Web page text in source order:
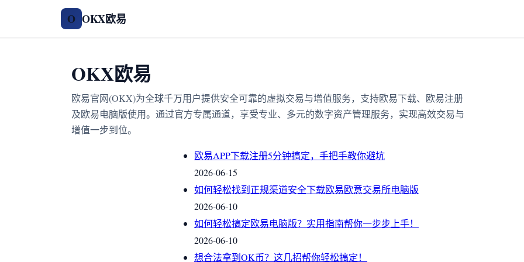
O OKX欧易
OKX欧易
欧易官网(OKX)为全球千万用户提供安全可靠的虚拟交易与增值服务，支持欧易下载、欧易注册
及欧易电脑版使用。通过官方专属通道，享受专业、多元的数字资产管理服务，实现高效交易与
增值一步到位。
欧易APP下载注册5分钟搞定，手把手教你避坑
2026-06-15
如何轻松找到正规渠道安全下载欧易欧意交易所电脑版
2026-06-10
如何轻松搞定欧易电脑版？实用指南帮你一步步上手！
2026-06-10
想合法拿到OK币？这几招帮你轻松搞定！